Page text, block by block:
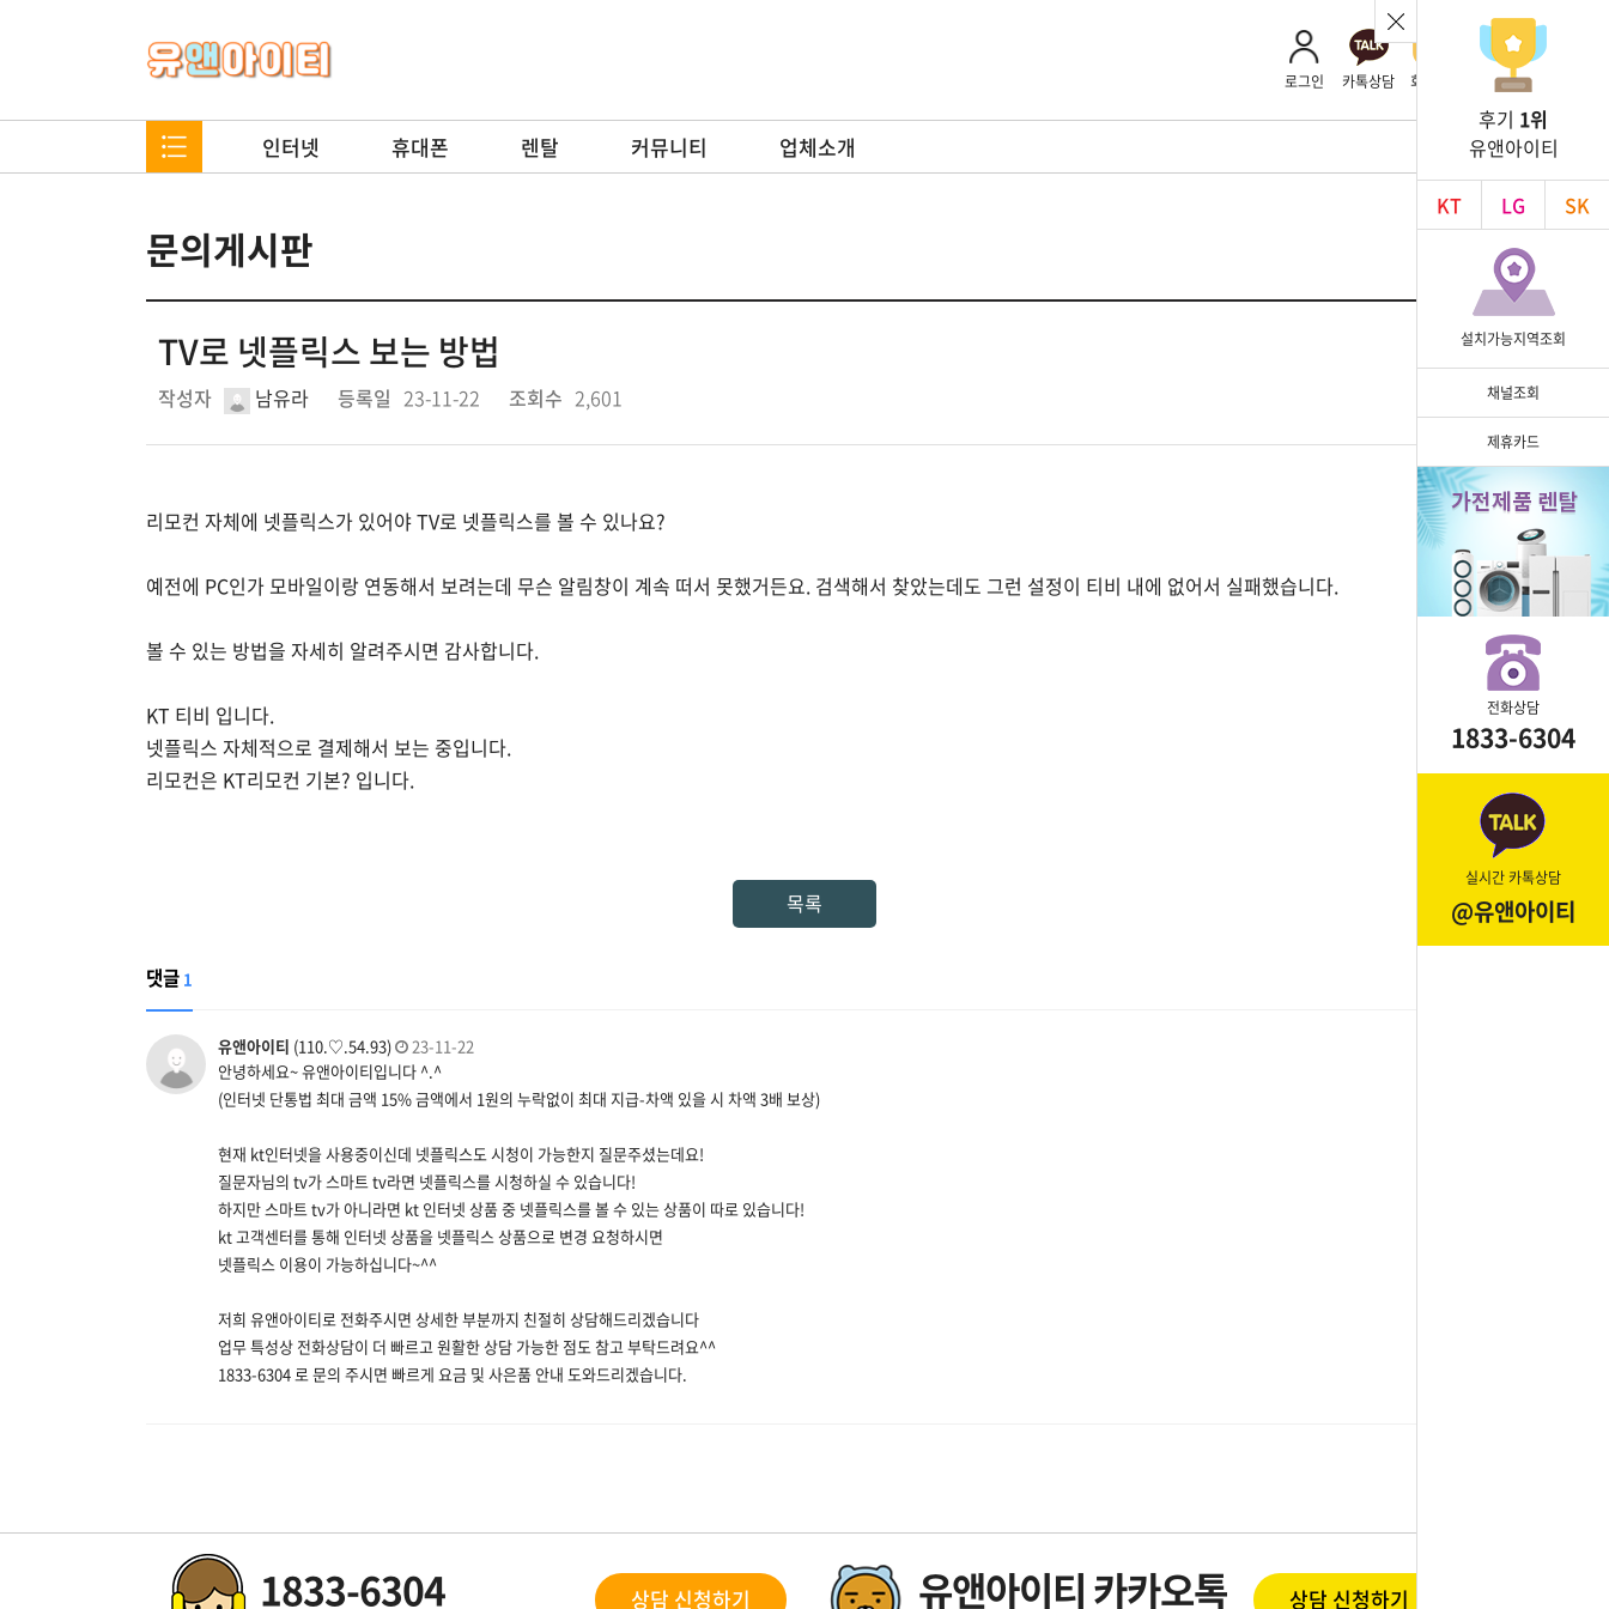
로그인 카톡상담 회사소개
인터넷 휴대폰 렌탈 커뮤니티 업체소개
후기 1위
유앤아이티
KT
LG SK
설치가능지역조회
채널조회
제휴카드
전화상담
1833-6304
실시간 카톡상담
@유앤아이티
문의게시판
TV로 넷플릭스 보는 방법
작성자 남유라 등록일 23-11-22 조회수 2,601
리모컨 자체에 넷플릭스가 있어야 TV로 넷플릭스를 볼 수 있나요?
예전에 PC인가 모바일이랑 연동해서 보려는데 무슨 알림창이 계속 떠서 못했거든요. 검색해서 찾았는데도 그런 설정이 티비 내에 없어서 실패했습니다.
볼 수 있는 방법을 자세히 알려주시면 감사합니다.
KT 티비 입니다.
넷플릭스 자체적으로 결제해서 보는 중입니다.
리모컨은 KT리모컨 기본? 입니다.
목록
댓글 1
유앤아이티 (110.♡.54.93)
23-11-22
안녕하세요~ 유앤아이티입니다 ^.^
(인터넷 단통법 최대 금액 15% 금액에서 1원의 누락없이 최대 지급-차액 있을 시 차액 3배 보상)
현재 kt인터넷을 사용중이신데 넷플릭스도 시청이 가능한지 질문주셨는데요!
질문자님의 tv가 스마트 tv라면 넷플릭스를 시청하실 수 있습니다!
하지만 스마트 tv가 아니라면 kt 인터넷 상품 중 넷플릭스를 볼 수 있는 상품이 따로 있습니다!
kt 고객센터를 통해 인터넷 상품을 넷플릭스 상품으로 변경 요청하시면
넷플릭스 이용이 가능하십니다~^^
저희 유앤아이티로 전화주시면 상세한 부분까지 친절히 상담해드리겠습니다
업무 특성상 전화상담이 더 빠르고 원활한 상담 가능한 점도 참고 부탁드려요^^
1833-6304 로 문의 주시면 빠르게 요금 및 사은품 안내 도와드리겠습니다.
1833-6304 상담 신청하기 유앤아이티 카카오톡 상담 신청하기